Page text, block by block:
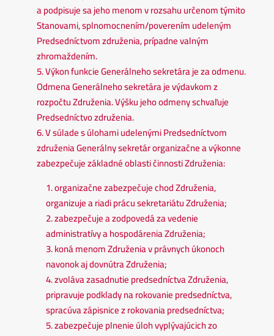
a podpisuje sa jeho menom v rozsahu určenom týmito
Stanovami, splnomocnením/poverením udeleným
Predsedníctvom združenia, prípadne valným
zhromaždením.
5. Výkon funkcie Generálneho sekretára je za odmenu.
Odmena Generálneho sekretára je výdavkom z
rozpočtu Združenia. Výšku jeho odmeny schvaľuje
Predsedníctvo združenia.
6. V súlade s úlohami udelenými Predsedníctvom
združenia Generálny sekretár organizačne a výkonne
zabezpečuje základné oblasti činnosti Združenia:
1. organizačne zabezpečuje chod Združenia,
organizuje a riadi prácu sekretariátu Združenia;
2. zabezpečuje a zodpovedá za vedenie
administratívy a hospodárenia Združenia;
3. koná menom Združenia v právnych úkonoch
navonok aj dovnútra Združenia;
4. zvoláva zasadnutie predsedníctva Združenia,
pripravuje podklady na rokovanie predsedníctva,
spracúva zápisnice z rokovania predsedníctva;
5. zabezpečuje plnenie úloh vyplývajúcich zo